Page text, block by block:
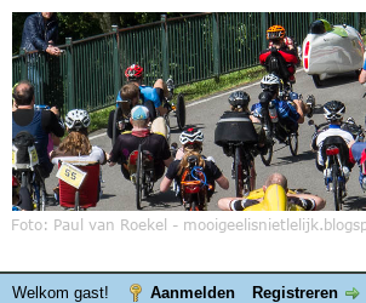
Welkom gast! Aanmelden Registreren